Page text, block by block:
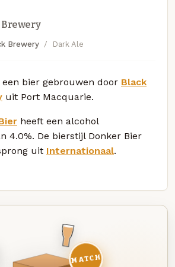
Brewery
Brewery Dark Ale
een bier gebrouwen door Black
uit Port Macquarie.
heeft een alcohol
4.0%. De bierstijl Donker Bier
uit Internationaal.
MATCH